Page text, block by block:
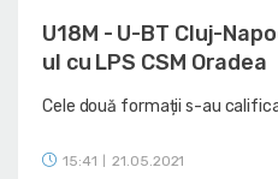
U18M - U-BT Cluj-
ul cu LPS CSM Oradea
Cele două formații s-au
15:41 21.05.2021